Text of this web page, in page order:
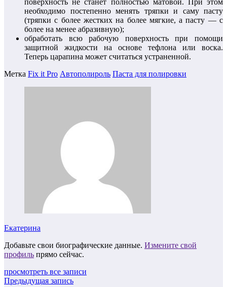
поверхность не станет полностью матовой. При этом
необходимо постепенно менять тряпки и саму пасту
(тряпки с более жестких на более мягкие, а пасту — с
более на менее абразивную);
обработать всю рабочую поверхность при помощи
защитной жидкости на основе тефлона или воска.
Теперь царапина может считаться устраненной.
Метка Fix it Pro Автополироль Паста для полировки
Екатерина
Добавьте свои биографические данные. Измените свой
профиль прямо сейчас.
просмотреть все записи
Предыдущая запись